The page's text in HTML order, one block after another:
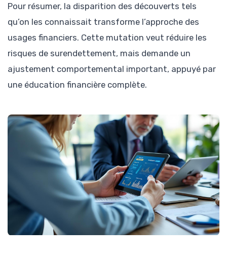
Pour résumer, la disparition des découverts tels
qu’on les connaissait transforme l’approche des
usages financiers. Cette mutation veut réduire les
risques de surendettement, mais demande un
ajustement comportemental important, appuyé par
une éducation financière complète.